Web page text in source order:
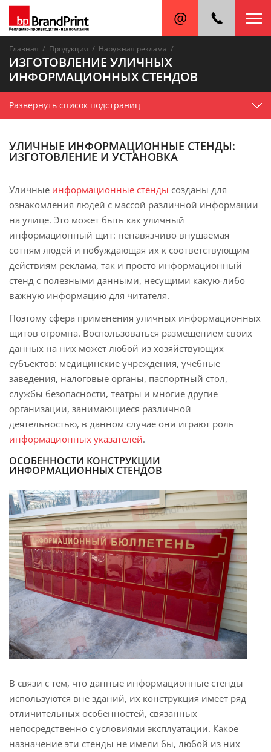
Главная / Продукция / Наружная реклама /
ИЗГОТОВЛЕНИЕ УЛИЧНЫХ
ИНФОРМАЦИОННЫХ СТЕНДОВ
Развернуть список подстраниц
УЛИЧНЫЕ ИНФОРМАЦИОННЫЕ СТЕНДЫ:
ИЗГОТОВЛЕНИЕ И УСТАНОВКА
Уличные информационные стенды созданы для
ознакомления людей с массой различной информации
на улице. Это может быть как уличный
информационный щит: ненавязчиво внушаемая
сотням людей и побуждающая их к соответствующим
действиям реклама, так и просто информационный
стенд с полезными данными, несущими какую-либо
важную информацию для читателя.
Поэтому сфера применения уличных информационных
щитов огромна. Воспользоваться размещением своих
данных на них может любой из хозяйствующих
субъектов: медицинские учреждения, учебные
заведения, налоговые органы, паспортный стол,
службы безопасности, театры и многие другие
организации, занимающиеся различной
деятельностью, в данном случае они играют роль
информационных указателей.
ОСОБЕННОСТИ КОНСТРУКЦИИ
ИНФОРМАЦИОННЫХ СТЕНДОВ
В связи с тем, что данные информационные стенды
используются вне зданий, их конструкция имеет ряд
отличительных особенностей, связанных
непосредственно с условиями эксплуатации. Какое
назначение эти стенды не имели бы, любой из них